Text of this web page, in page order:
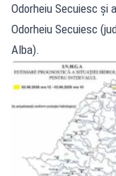
Odorheiu Secuiesc și
Odorheiu Secuiesc
Alba).